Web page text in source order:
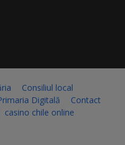
Consiliul local
Digitală
Contact
casino chile online